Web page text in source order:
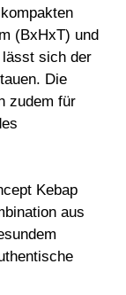
(BxHxT) und
sich der
Die
zudem für
Kebap
aus